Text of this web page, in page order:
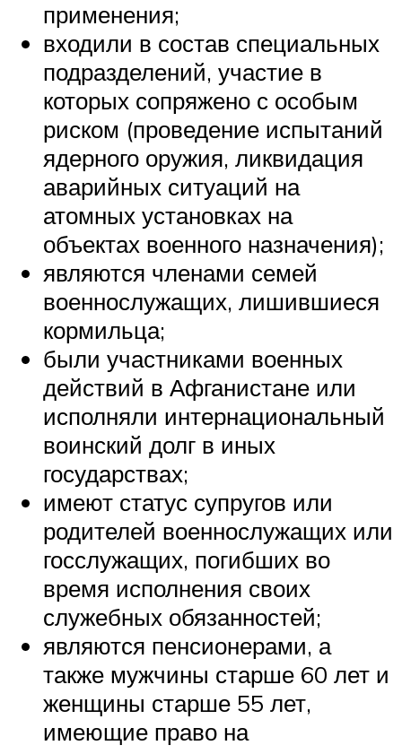
применения;
входили в состав специальных
подразделений, участие в
которых сопряжено с особым
риском (проведение испытаний
ядерного оружия, ликвидация
аварийных ситуаций на
атомных установках на
объектах военного назначения);
являются членами семей
военнослужащих, лишившиеся
кормильца;
были участниками военных
действий в Афганистане или
исполняли интернациональный
воинский долг в иных
государствах;
имеют статус супругов или
родителей военнослужащих или
госслужащих, погибших во
время исполнения своих
служебных обязанностей;
являются пенсионерами, а
также мужчины старше 60 лет и
женщины старше 55 лет,
имеющие право на